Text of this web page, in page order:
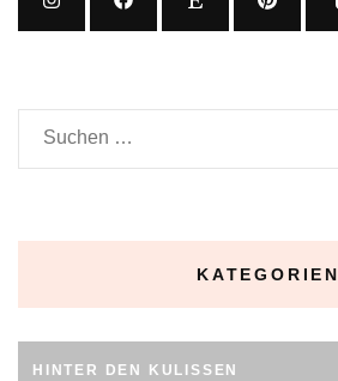
Suchen
nach:
KATEGORIEN
HINTER DEN KULISSEN